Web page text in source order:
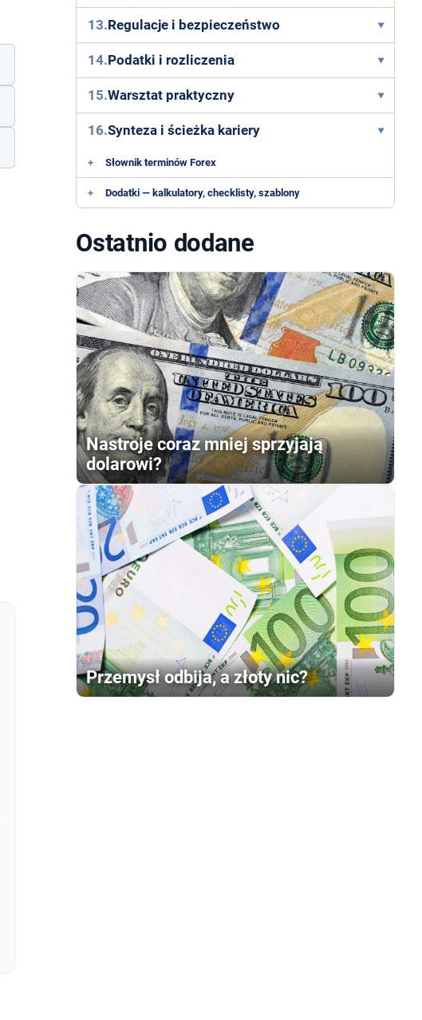
13.Regulacje i bezpieczeństwo
14.Podatki i rozliczenia
15.Warsztat praktyczny
16.Synteza i ścieżka kariery
+ Słownik terminów Forex
+ Dodatki — kalkulatory, checklisty, szablony
Ostatnio dodane
Nastroje coraz mniej sprzyjają
dolarowi?
Przemysł odbija, a złoty nic?